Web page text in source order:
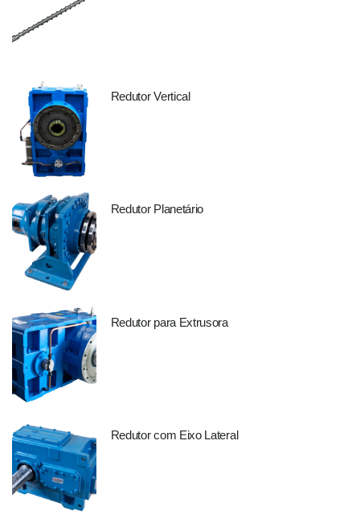
Redutor Vertical
Redutor Planetário
Redutor para Extrusora
Redutor com Eixo Lateral